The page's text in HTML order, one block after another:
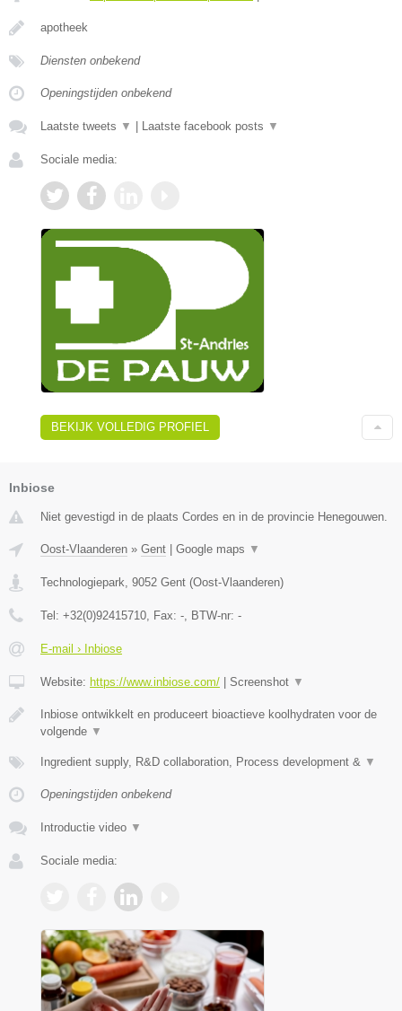
apotheek
Diensten onbekend
Openingstijden onbekend
Laatste tweets ▼ Laatste facebook posts ▼
Sociale media:
BEKIJK VOLLEDIG PROFIEL
Inbiose
Niet gevestigd in de plaats Cordes en in de provincie Henegouwen.
Oost-Vlaanderen » Gent Google maps ▼
Technologiepark 9052 Gent (Oost-Vlaanderen)
Tel: +32(0)92415710 , Fax: - , BTW-nr: -
E-mail › Inbiose
Website: https://www.inbiose.com/ Screenshot ▼
Inbiose ontwikkelt en produceert bioactieve koolhydraten voor de
volgende ▼
Ingredient supply, R&D collaboration, Process development & ▼
Openingstijden onbekend
Introductie video ▼
Sociale media: